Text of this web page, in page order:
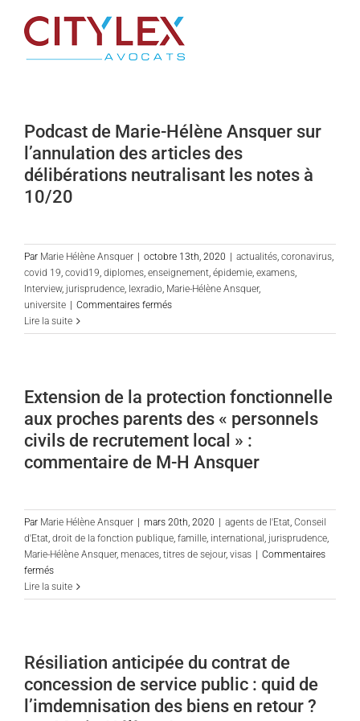
contenu
Podcast de Marie-Hélène Ansquer sur
l’annulation des articles des
délibérations neutralisant les notes à
10/20
Par Marie Hélène Ansquer octobre 13th, 2020 actualités, coronavirus,
covid 19, covid19, diplomes, enseignement, épidemie, examens,
Interview, jurisprudence, lexradio, Marie-Hélène Ansquer,
universite
Commentaires ferméssur
de
sur
l’annulation
des
articles
des
les
notes
à
Lire la suite
Extension de la protection fonctionnelle
aux proches parents des « personnels
civils de recrutement local » :
commentaire de M-H Ansquer
Par Marie Hélène Ansquer mars 20th, 2020 agents de l'Etat, Conseil
d'Etat, droit de la fonction publique, famille, international , jurisprudence,
Marie-Hélène Ansquer, menaces, titres de sejour, visas
Commentaires
ferméssur
Extension
de
aux
proches
parents
des
Lire la suite
Résiliation anticipée du contrat de
concession de service public : quid de
l’imdemnisation des biens en retour ?